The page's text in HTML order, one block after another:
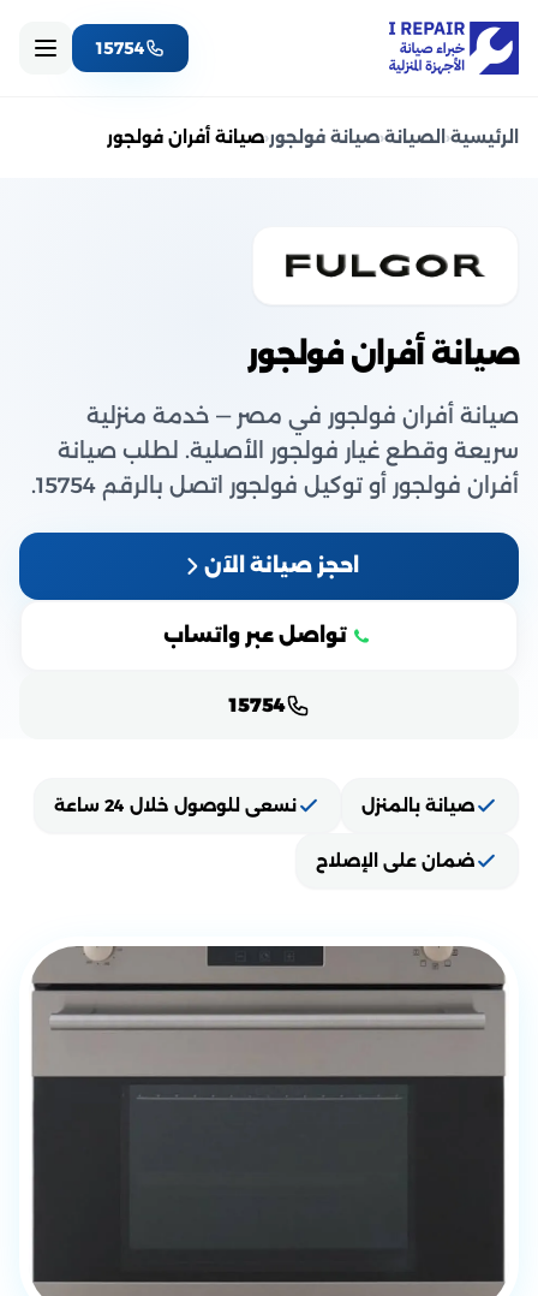
15754
الرئيسية‹ الصيانة‹صيانة فولجور‹صيانة أفران فولجور
صيانة أفران فولجور
صيانة أفران فولجور في مصر — خدمة منزلية
سريعة وقطع غيار فولجور الأصلية. لطلب صيانة
أفران فولجور أو توكيل فولجور اتصل بالرقم 15754.
احجز صيانة الآن
تواصل عبر واتساب
15754
صيانة بالمنزل نسعى للوصول خلال 24 ساعة
ضمان على الإصلاح